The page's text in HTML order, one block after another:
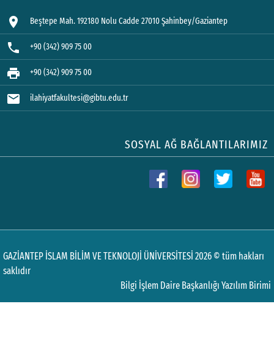
location_on Beştepe Mah. 192180 Nolu Cadde 27010 Şahinbey/Gaziantep
phone +90 (342) 909 75 00
print +90 (342) 909 75 00
mail ilahiyatfakultesi@gibtu.edu.tr
SOSYAL AĞ BAĞLANTILARIMIZ
GAZİANTEP İSLAM BİLİM VE TEKNOLOJİ ÜNİVERSİTESİ 2026 © tüm hakları
saklıdır
Bilgi İşlem Daire Başkanlığı Yazılım Birimi